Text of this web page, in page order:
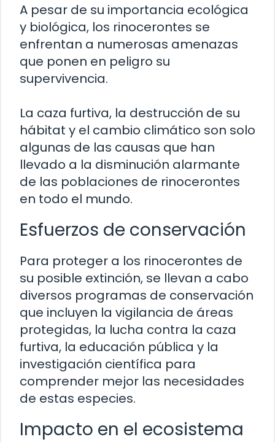
A pesar de su importancia ecológica
y biológica, los rinocerontes se
enfrentan a numerosas amenazas
que ponen en peligro su
supervivencia.
La caza furtiva, la destrucción de su
hábitat y el cambio climático son solo
algunas de las causas que han
llevado a la disminución alarmante
de las poblaciones de rinocerontes
en todo el mundo.
Esfuerzos de conservación
Para proteger a los rinocerontes de
su posible extinción, se llevan a cabo
diversos programas de conservación
que incluyen la vigilancia de áreas
protegidas, la lucha contra la caza
furtiva, la educación pública y la
investigación científica para
comprender mejor las necesidades
de estas especies.
Impacto en el ecosistema